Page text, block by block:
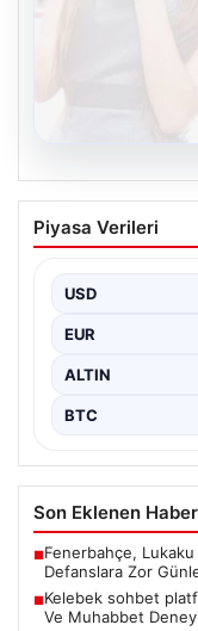
Kelebek
İletişimin
İnternet çağında
olarak…
Piyasa Verileri
USD
EUR
ALTIN
BTC
Son Eklenen
■Fenerbahçe,
Defanslara Zor
■Kelebek sohbet
Ve Muhabbet